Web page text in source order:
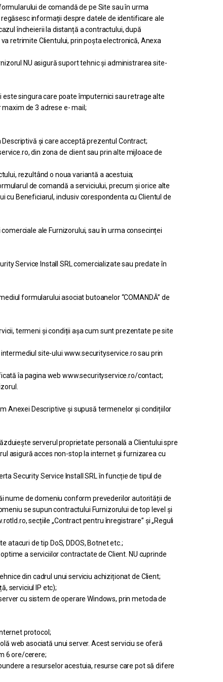
de comandă de pe Site sau în urma
informații despre datele de identificare ale
încheierii la distanță a contractului, după
retrimite Clientului, prin poșta electronică, Anexa
NU asigură suport tehnic și administrarea site-
este singura care poate împuternici sau retrage alte
de 3 adrese e- mail;
și care acceptă prezentul Contract;
din zona de client sau prin alte mijloace de
rezultând o noua variantă a acestuia;
de comandă a serviciului, precum și orice alte
Beneficiarul, inclusiv corespondenta cu Clientul de
ale Furnizorului, sau în urma consecinței
Service Install SRL comercializate sau predate în
formularului asociat butoanelor “COMANDĂ” de
termeni și condiții așa cum sunt prezentate pe site
site-ului www.securityservice.ro sau prin
îa pagina web www.securityservice.ro/contact;
Anexei Descriptive și supusă termenelor și condițiilor
serverul proprietate personală a Clientului spre
asigură acces non-stop la internet și furnizarea cu
Security Service Install SRL în funcție de tipul de
nume de domeniu conform prevederilor autorității de
se supun contractului Furnizorului de top level și
secțiile „Contract pentru înregistrare” și „Reguli
atacuri de tip DoS, DDOS, Botnet etc.;
a serviciilor contractate de Client. NU cuprinde
din cadrul unui serviciu achiziționat de Client;
serviciul IP etc);
cu sistem de operare Windows, prin metoda de
protocol;
web asociată unui server. Acest serviciu se oferă
6 ore/cerere;
a resurselor acestuia, resurse care pot să difere